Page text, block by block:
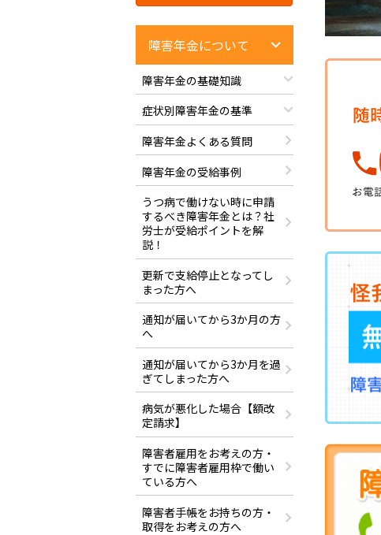
障害年金について
障害年金の基礎知識
症状別障害年金の基準
障害年金よくある質問
障害年金の受給事例
うつ病で働けない時に申請
するべき障害年金とは？社
労士が受給ポイントを解
説！
更新で支給停止となってし
まった方へ
通知が届いてから3か月の方
へ
通知が届いてから3か月を過
ぎてしまった方へ
病気が悪化した場合【額改
定請求】
障害者雇用をお考えの方・
すでに障害者雇用枠で働い
ている方へ
障害者手帳をお持ちの方・
取得をお考えの方へ